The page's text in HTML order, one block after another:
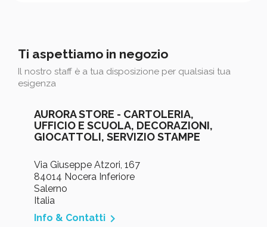
Ti aspettiamo in negozio
Il nostro staff è a tua disposizione per qualsiasi tua
esigenza
AURORA STORE - CARTOLERIA,
UFFICIO E SCUOLA, DECORAZIONI,
GIOCATTOLI, SERVIZIO STAMPE
Via Giuseppe Atzori, 167
84014 Nocera Inferiore
Salerno
Italia
Info & Contatti 